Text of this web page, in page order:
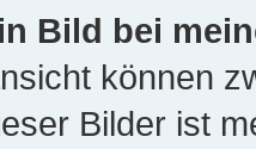
Bild bei
können
Bilder ist